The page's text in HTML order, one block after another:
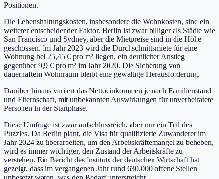
Positionen.
Die Lebenshaltungskosten, insbesondere die Wohnkosten, sind ein
weiterer entscheidender Faktor. Berlin ist zwar billiger als Städte wie
San Francisco und Sydney, aber die Mietpreise sind in die Höhe
geschossen. Im Jahr 2023 wird die Durchschnittsmiete für eine
Wohnung bei 25,45 € pro m² liegen, ein deutlicher Anstieg
gegenüber 9,9 € pro m² im Jahr 2020. Die Sicherung von
dauerhaftem Wohnraum bleibt eine gewaltige Herausforderung.
Darüber hinaus variiert das Nettoeinkommen je nach Familienstand
und Elternschaft, mit unbekannten Auswirkungen für unverheiratete
Personen in der Startphase.
Diese Umfrage ist zwar aufschlussreich, aber nur ein Teil des
Puzzles. Da Berlin plant, die Visa für qualifizierte Zuwanderer im
Jahr 2024 zu überarbeiten, um den Arbeitskräftemangel zu beheben,
wird es immer wichtiger, den Zustand der Arbeitskräfte zu
verstehen. Ein Bericht des Instituts der deutschen Wirtschaft hat
gezeigt, dass im vergangenen Jahr rund 630.000 offene Stellen
unbesetzt waren, was den Bedarf unterstreicht.